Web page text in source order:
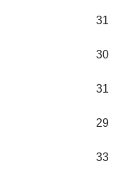
31
30
31
29
33